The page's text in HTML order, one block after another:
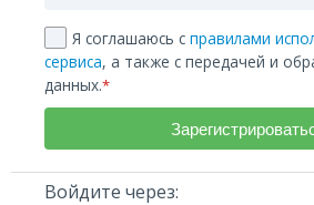
Я соглашаюсь с правилами
сервиса, а также с передачей и
данных.*
Войдите через: